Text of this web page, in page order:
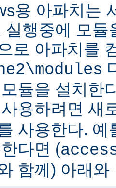
용 아파치는
실행중에 모듈
로 아파치를
듈을 설치한
사용하려면 새
사용한다. 예
다면 (
함께) 아래와